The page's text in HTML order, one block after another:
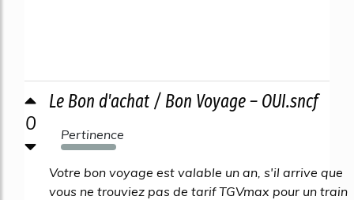
0
Le Bon d'achat / Bon Voyage – OUI.sncf
Pertinence
473%
Votre bon voyage est valable un an, s'il arrive que
vous ne trouviez pas de tarif TGVmax pour un train